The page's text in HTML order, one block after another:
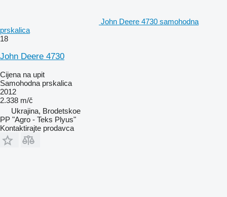
John Deere 4730 samohodna
prskalica
18
John Deere 4730
Cijena na upit
Samohodna prskalica
2012
2.338 m/č
Ukrajina, Brodetskoe
PP "Agro - Teks Plyus"
Kontaktirajte prodavca